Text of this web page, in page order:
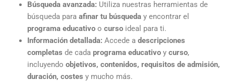
Búsqueda avanzada: Utiliza nuestras herramientas de
búsqueda para afinar tu búsqueday encontrar el
programa educativoo cursoideal para ti.
Información detallada: Accede a descripciones
completas de cada programa educativoy curso,
incluyendo objetivos, contenidos, requisitos de admisión,
duración, costes y mucho más.